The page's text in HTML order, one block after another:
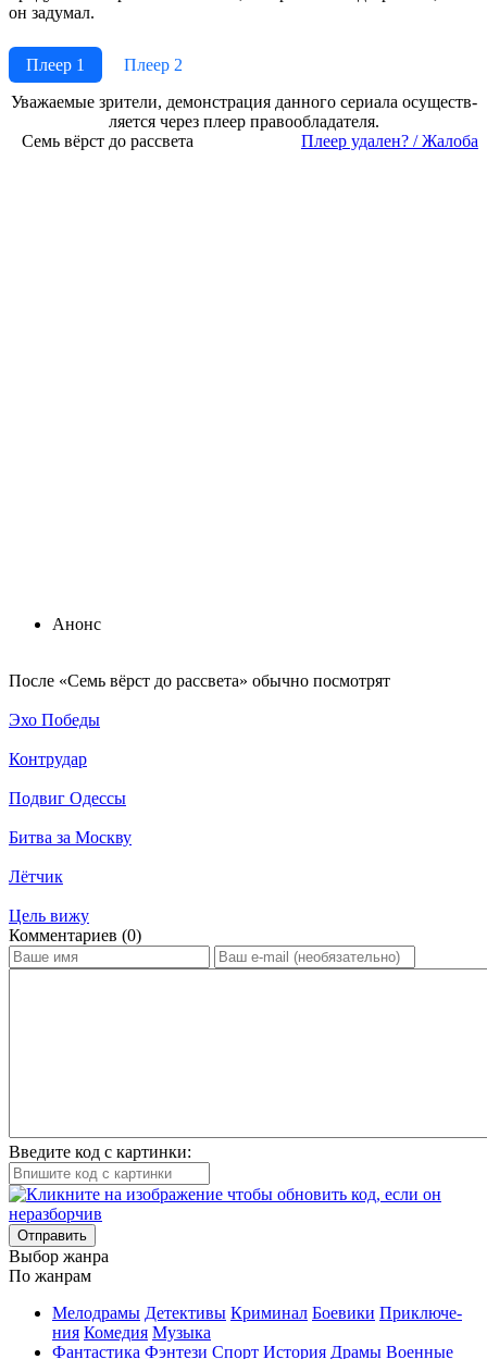
он задумал.
Плеер 1
Плеер 2
Ува­жае­мые зри­те­ли, де­мон­ст­ра­ция дан­но­го се­риа­ла осу­ще­ст­в­
ля­ет­ся че­рез пле­ер пра­во­об­ла­да­те­ля.
Семь вёрст до рассвета
Пле­ер уда­лен? / Жа­ло­ба
Анонс
По­сле «Семь вёрст до рассвета» обыч­но по­смот­рят
Эхо Победы
Контрудар
Подвиг Одессы
Битва за Москву
Лётчик
Цель вижу
Ком­мен­та­ри­ев (0)
Введите код с картинки:
Отправить
Вы­бор жан­ра
По жан­рам
Ме­ло­дра­мы Де­тек­ти­вы Кри­ми­нал Бое­ви­ки При­клю­че­
ния Ко­ме­дия Му­зы­ка
Фан­та­сти­ка Фэн­те­зи Спорт Ис­то­рия Дра­мы Во­ен­ные